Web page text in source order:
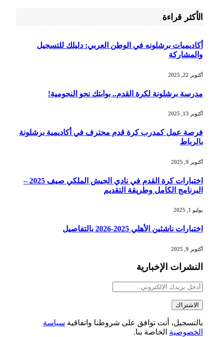
الأكثر قراءة
أكاديميات برشلونه في الوطن العربي: دليلك للتسجيل
والمشاركة
أكتوبر 22, 2025
مدرسة برشلونة لكرة القدم.. بوابتك نحو النجومية!
أكتوبر 13, 2025
فرصة عمل كمدرب كرة قدم محترف في أكاديمية برشلونة
بالرباط
أكتوبر 9, 2025
اختبارات كرة القدم في نادي الجيش الملكي صيف 2025 –
البرنامج الكامل وطريقة التقديم
يوليو 1, 2025
اختبارات ناشئين الأهلي 2025-2026 بالتفاصيل
أكتوبر 9, 2025
النشرات الإخبارية
بالتسجيل، أنت توافق على شروطنا واتفاقيةسياسة
الخصوصيةالخاصة بنا.